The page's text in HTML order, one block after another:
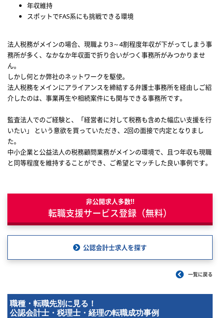
年収維持
スポットでFAS系にも挑戦できる環境
法人税務がメインの場合、現職より3～4割程度年収が下がってしまう事
務所が多く、なかなか年収面で折り合いがつく事務所がみつかりませ
ん。
しかし何とか弊社のネットワークを駆使。
法人税務をメインにアライアンスを締結する弁護士事務所を経由しご紹
介したのは、事業再生や相続案件にも関与できる事務所です。
監査法人でのご経験と、「経営者に対して税務も含めた幅広い支援を行
いたい」 という意欲を買っていただき、2回の面接で内定となりまし
た。
中小企業と公益法人の税務顧問業務がメインの環境で、且つ年収も現職
と同等程度を維持することができ、ご希望とマッチした良い事例です。
非公開求人多数!!
転職支援サービス登録（無料）
公認会計士求人を探す
一覧に戻る
職種・転職先別に見る！
公認会計士・税理士・経理の転職成功事例